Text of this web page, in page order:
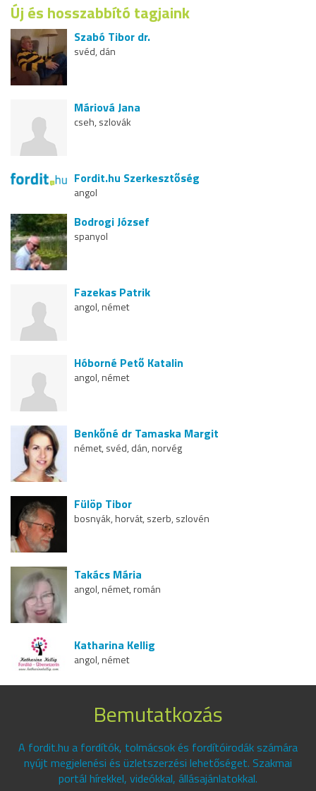
Új és hosszabbító tagjaink
Szabó Tibor dr.
svéd, dán
Máriová Jana
cseh, szlovák
Fordit.hu Szerkesztőség
angol
Bodrogi József
spanyol
Fazekas Patrik
angol, német
Hóborné Pető Katalin
angol, német
Benkőné dr Tamaska Margit
német, svéd, dán, norvég
Fülöp Tibor
bosnyák, horvát, szerb, szlovén
Takács Mária
angol, német, román
Katharina Kellig
angol, német
Bemutatkozás
A fordit.hu a fordítók, tolmácsok és fordítóirodák számára
nyújt megjelenési és üzletszerzési lehetőséget. Szakmai
portál hírekkel, videókkal, állásajánlatokkal.